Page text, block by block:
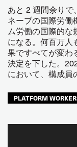
あと 2 週間余り
ネーブの国際労働
ム労働の国際的な
になる。何百万人
果ですべてが変わ
決定を下した。
において、構成員
PLATFORM